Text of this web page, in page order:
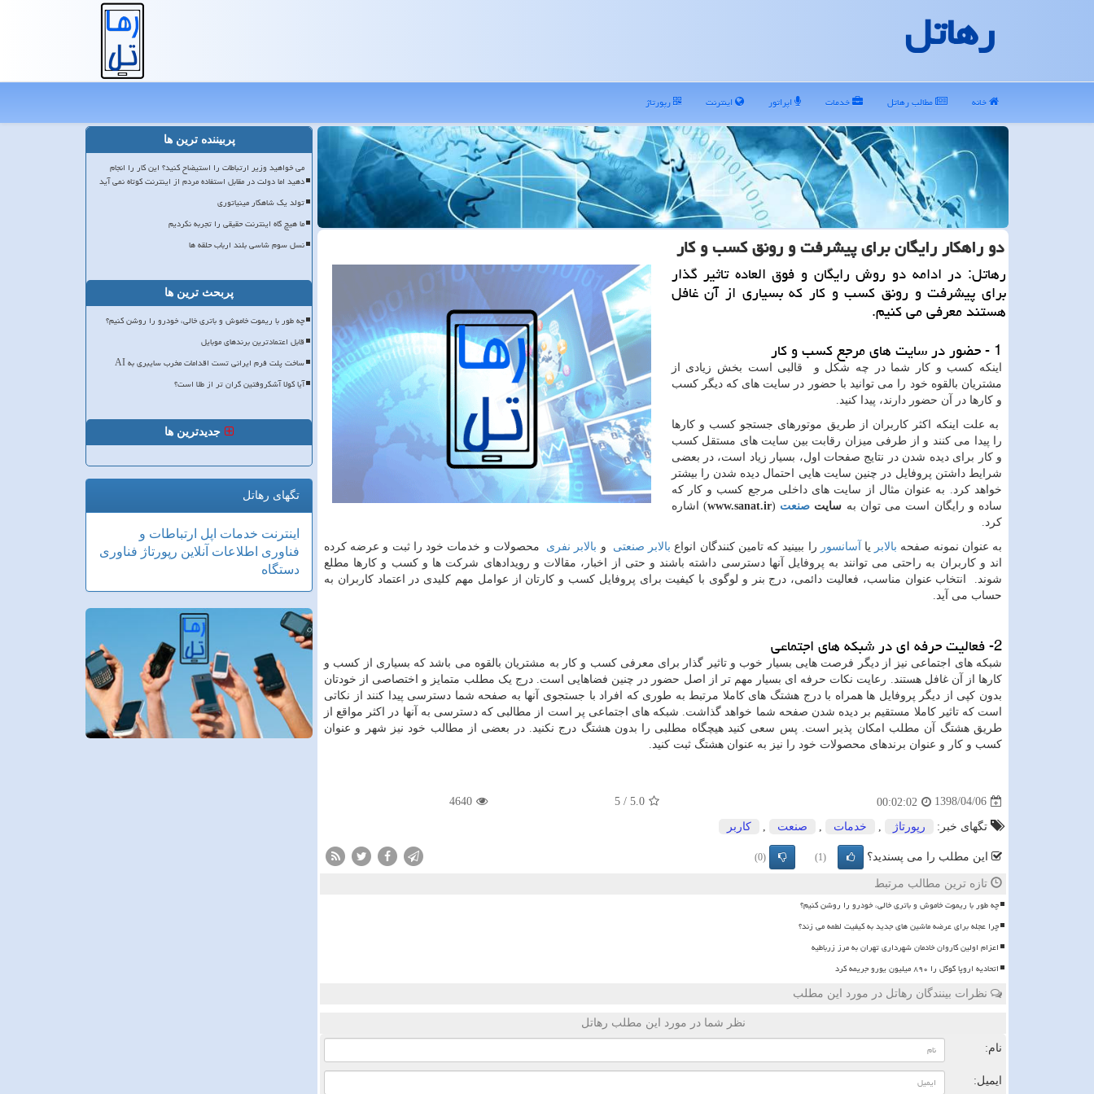
رهاتل
خانه مطالب رهاتل خدمات اپراتور اینترنت رپورتاژ
دو راهكار رایگان برای پیشرفت و رونق كسب و كار
رهاتل: در ادامه دو روش رایگان و فوق العاده تاثیر گذار
برای پیشرفت و رونق كسب و كار كه بسیاری از آن غافل
هستند معرفی می كنیم.
1 - حضور در سایت های مرجع کسب و کار
اینکه کسب و کار شما در چه شکل و قالبی است بخش زیادی از
مشتریان بالقوه خود را می توانید با حضور در سایت های که دیگر کسب
و کارها در آن حضور دارند، پیدا کنید.
به علت اینکه اکثر کاربران از طریق موتورهای جستجو کسب و کارها
را پیدا می کنند و از طرفی میزان رقابت بین سایت های مستقل کسب
و کار برای دیده شدن در نتایج صفحات اول، بسیار زیاد است، در بعضی
شرایط داشتن پروفایل در چنین سایت هایی احتمال دیده شدن را بیشتر
خواهد کرد. به عنوان مثال از سایت های داخلی مرجع کسب و کار که
ساده و رایگان است می توان به سایت صنعت (
www.sanat.ir) اشاره
کرد.
به عنوان نمونه صفحه بالابر یا آسانسور را ببینید که تامین کنندگان انواع بالابر صنعتی و بالابر نفری محصولات و خدمات خود را ثبت و عرضه کرده
اند و کاربران به راحتی می توانند به پروفایل آنها دسترسی داشته باشند و حتی از اخبار، مقالات و رویدادهای شرکت ها و کسب و کارها مطلع
شوند. انتخاب عنوان مناسب، فعالیت دائمی، درج بنر و لوگوی با کیفیت برای پروفایل کسب و کارتان از عوامل مهم کلیدی در اعتماد کاربران به
حساب می آید.
2- فعالیت حرفه ای در شبکه های اجتماعی
شبکه های اجتماعی نیز از دیگر فرصت هایی بسیار خوب و تاثیر گذار برای معرفی کسب و کار به مشتریان بالقوه می باشد که بسیاری از کسب و
کارها از آن غافل هستند. رعایت نکات حرفه ای بسیار مهم تر از اصل حضور در چنین فضاهایی است. درج یک مطلب متمایز و اختصاصی از خودتان
بدون کپی از دیگر پروفایل ها همراه با درج هشتگ های کاملا مرتبط به طوری که افراد با جستجوی آنها به صفحه شما دسترسی پیدا کنند از نکاتی
است که تاثیر کاملا مستقیم بر دیده شدن صفحه شما خواهد گذاشت. شبکه های اجتماعی پر است از مطالبی که دسترسی به آنها در اکثر مواقع از
طریق هشتگ آن مطلب امکان پذیر است. پس سعی کنید هیچگاه مطلبی را بدون هشتگ درج نکنید. در بعضی از مطالب خود نیز شهر و عنوان
کسب و کار و عنوان برندهای محصولات خود را نیز به عنوان هشتگ ثبت کنید.
1398/04/06
00:02:02
5.0
/
5
4640
تگهای خبر: رپورتاژ خدمات صنعت كاربر
این مطلب را می پسندید؟ (1)
(0)
تازه ترین مطالب مرتبط
چه طور با ریموت خاموش و باتری خالی، خودرو را روشن کنیم؟
چرا عجله برای عرضه ماشین های جدید به کیفیت لطمه می زند؟
اعزام اولین کاروان خادمان شهرداری تهران به مرز زرباطیه
اتحادیه اروپا گوگل را ۸۹۰ میلیون یورو جریمه کرد
نظرات بینندگان رهاتل در مورد این مطلب
نظر شما در مورد این مطلب رهاتل
نام:
ایمیل:
پربیننده ترین ها
می خواهید وزیر ارتباطات را استیضاح کنید؟ این کار را انجام
دهید اما دولت در مقابل استفاده مردم از اینترنت کوتاه نمی آید
تولد یک شاهکار مینیاتوری
ما هیچ گاه اینترنت حقیقی را تجربه نکردیم
نسل سوم شاسی بلند ارباب حلقه ها
پربحث ترین ها
چه طور با ریموت خاموش و باتری خالی، خودرو را روشن کنیم؟
قابل اعتمادترین برندهای موبایل
ساخت پلت فرم ایرانی تست اقدامات مخرب سایبری به AI
آیا کولا آشکروفتین گران تر از طلا است؟
جدیدترین ها
تگهای رهاتل
اینترنت خدمات اپل ارتباطات و
فناوری اطلاعات آنلاین رپورتاژ فناوری
دستگاه